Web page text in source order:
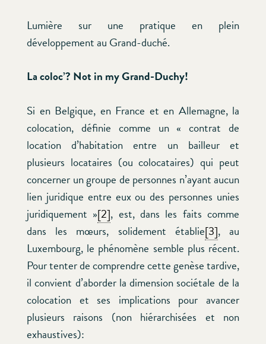
Lumière sur une pratique en plein
développement au Grand-duché.
La coloc’? Not in my Grand-Duchy!
Si en Belgique, en France et en Allemagne, la
colocation, définie comme un « contrat de
location d’habitation entre un bailleur et
plusieurs locataires (ou colocataires) qui peut
concerner un groupe de personnes n’ayant aucun
lien juridique entre eux ou des personnes unies
juridiquement »[2], est, dans les faits comme
dans les mœurs, solidement établie[3], au
Luxembourg, le phénomène semble plus récent.
Pour tenter de comprendre cette genèse tardive,
il convient d’aborder la dimension sociétale de la
colocation et ses implications pour avancer
plusieurs raisons (non hiérarchisées et non
exhaustives):